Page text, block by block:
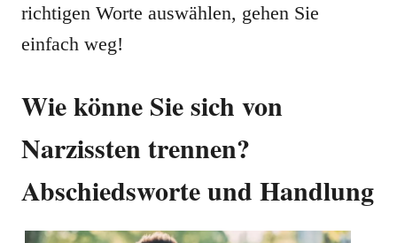
richtigen Worte auswählen, gehen Sie
einfach weg!
Wie könne Sie sich von
Narzissten trennen?
Abschiedsworte und Handlung